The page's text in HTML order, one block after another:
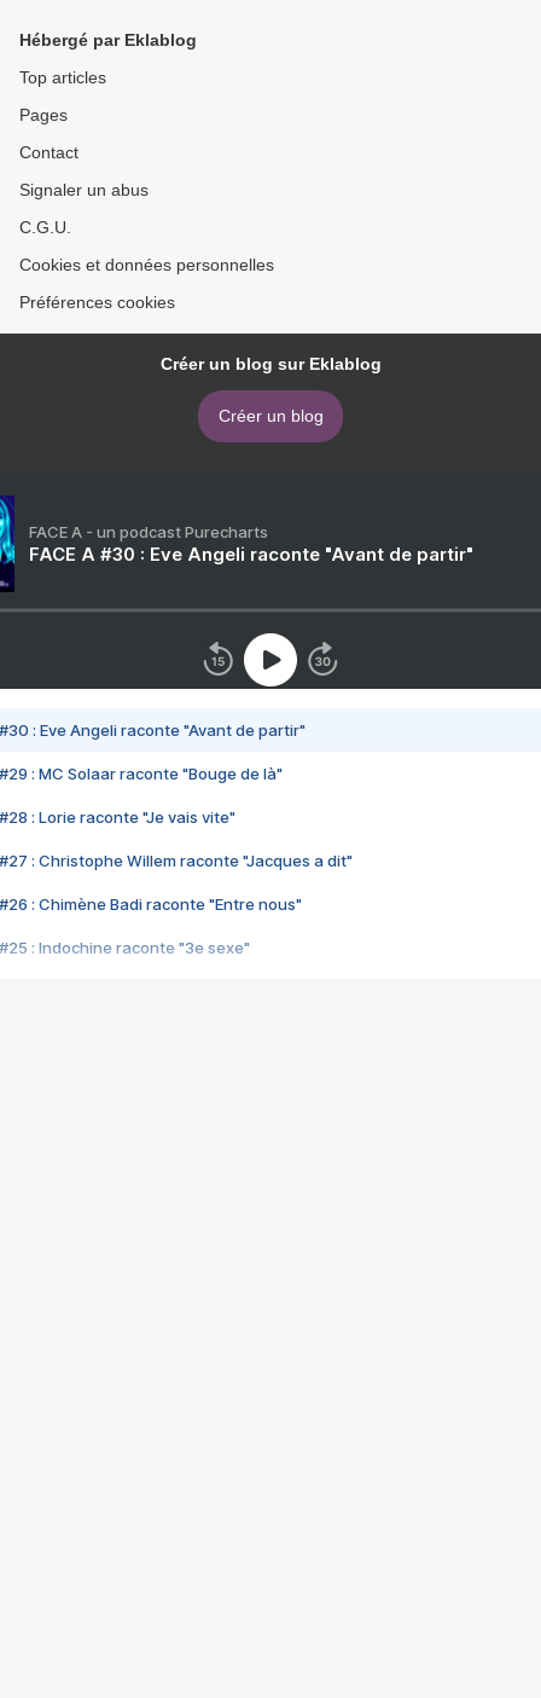
Hébergé par Eklablog
Top articles
Pages
Contact
Signaler un abus
C.G.U.
Cookies et données personnelles
Préférences cookies
Créer un blog sur Eklablog
Créer un blog
FACE A - un podcast Purecharts
FACE A #30 : Eve Angeli raconte "Avant de partir"
#30 : Eve Angeli raconte "Avant de partir"
#29 : MC Solaar raconte "Bouge de là"
#28 : Lorie raconte "Je vais vite"
#27 : Christophe Willem raconte "Jacques a dit"
#26 : Chimène Badi raconte "Entre nous"
#25 : Indochine raconte "3e sexe"